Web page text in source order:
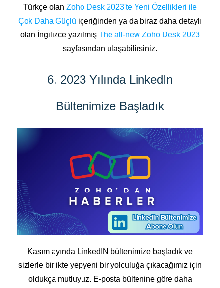
Türkçe olan Zoho Desk 2023'te Yeni Özellikleri ile
Çok Daha Güçlü içeriğinden ya da biraz daha detaylı
olan İngilizce yazılmış The all-new Zoho Desk 2023
sayfasından ulaşabilirsiniz.
6. 2023 Yılında LinkedIn
Bültenimize Başladık
Kasım ayında LinkedIN bültenimize başladık ve
sizlerle birlikte yepyeni bir yolculuğa çıkacağımız için
oldukça mutluyuz. E-posta bültenine göre daha